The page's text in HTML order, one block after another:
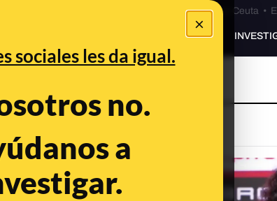
×
sociales les da igual.
no.
a
Especial Ceuta•Bulos Ceuta •
PREBUNKING